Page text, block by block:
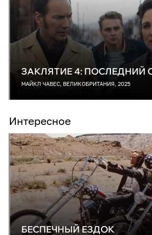
ЗАКЛЯТИЕ 4: ПОСЛЕДНИЙ
МАЙКЛ ЧАВЕС, ВЕЛИКОБРИТАНИЯ, 2025
Интересное
БЕСПЕЧНЫЙ ЕЗДОК